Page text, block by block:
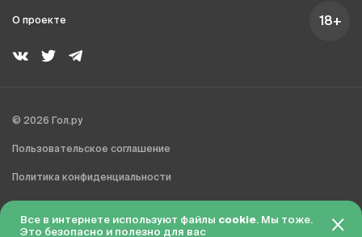
О проекте 18+
© 2026 Гол.ру
Пользовательское соглашение
Политика конфиденциальности
Все в интернете используют файлы cookie. Мы тоже.
Это безопасно и полезно для вас